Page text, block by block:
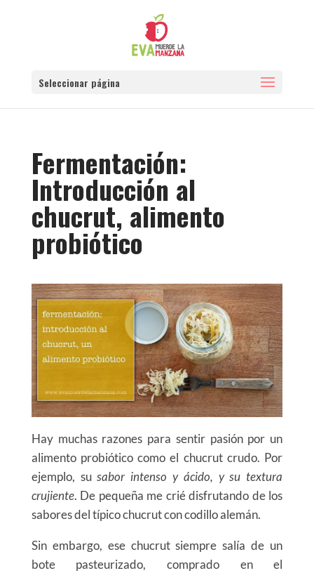
Seleccionar página
Fermentación:
Introducción al
chucrut, alimento
probiótico
Hay muchas razones para sentir pasión por un
alimento probiótico como el chucrut crudo. Por
ejemplo, susabor intenso y ácido, y su textura
crujiente. De pequeña me crié disfrutando de los
sabores del típico chucrut con codillo alemán.
Sin embargo, ese chucrut siempre salía de un
bote pasteurizado, comprado en el